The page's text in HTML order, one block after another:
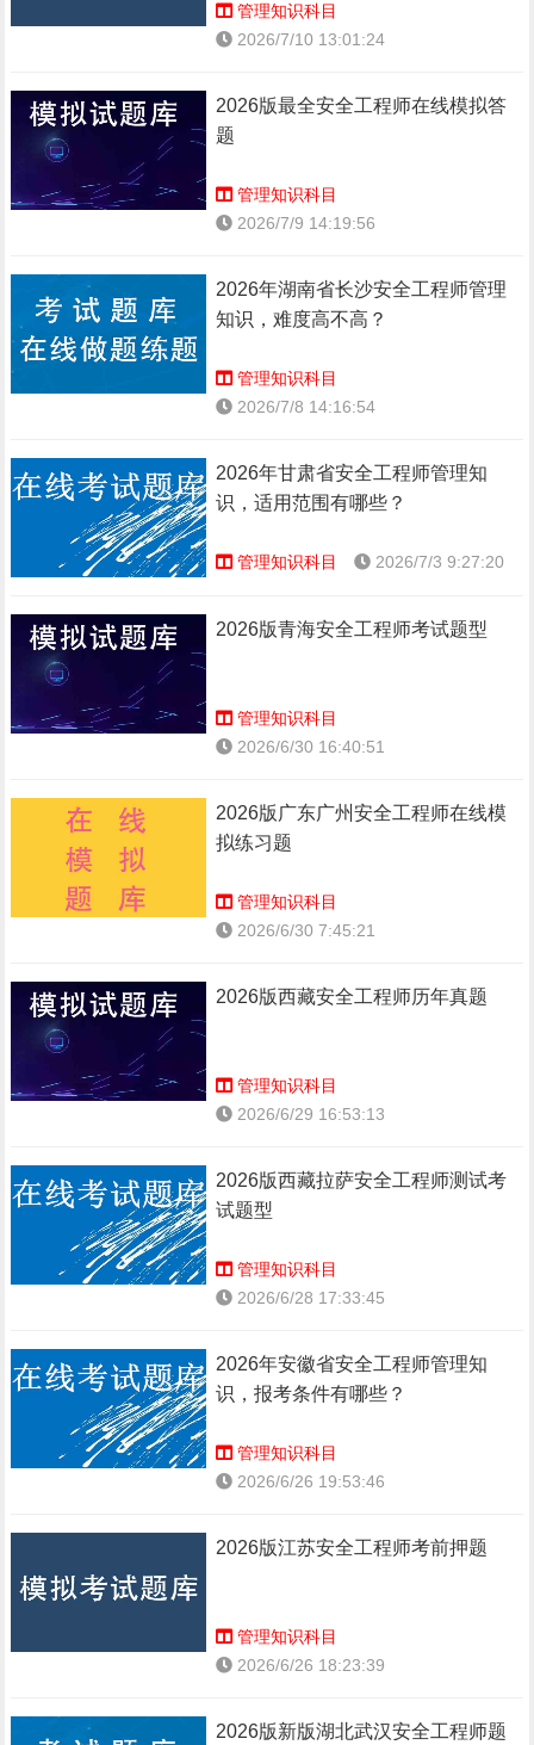
管理知识科目
2026/7/10 13:01:24
2026版最全安全工程师在线模拟答
题
管理知识科目
2026/7/9 14:19:56
2026年湖南省长沙安全工程师管理
知识，难度高不高？
管理知识科目
2026/7/8 14:16:54
2026年甘肃省安全工程师管理知
识，适用范围有哪些？
管理知识科目 2026/7/3 9:27:20
2026版青海安全工程师考试题型
管理知识科目
2026/6/30 16:40:51
2026版广东广州安全工程师在线模
拟练习题
管理知识科目
2026/6/30 7:45:21
2026版西藏安全工程师历年真题
管理知识科目
2026/6/29 16:53:13
2026版西藏拉萨安全工程师测试考
试题型
管理知识科目
2026/6/28 17:33:45
2026年安徽省安全工程师管理知
识，报考条件有哪些？
管理知识科目
2026/6/26 19:53:46
2026版江苏安全工程师考前押题
管理知识科目
2026/6/26 18:23:39
2026版新版湖北武汉安全工程师题